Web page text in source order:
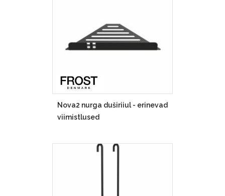
Nova2 nurga duširiiul - erinevad
viimistlused